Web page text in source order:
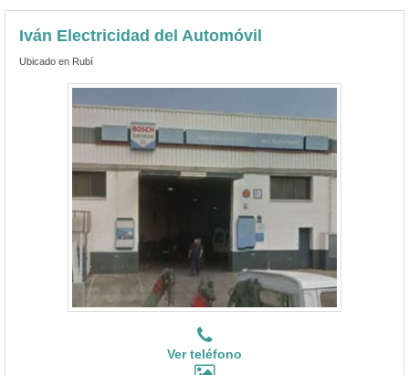
Iván Electricidad del Automóvil
Ubicado en Rubí
Ver teléfono